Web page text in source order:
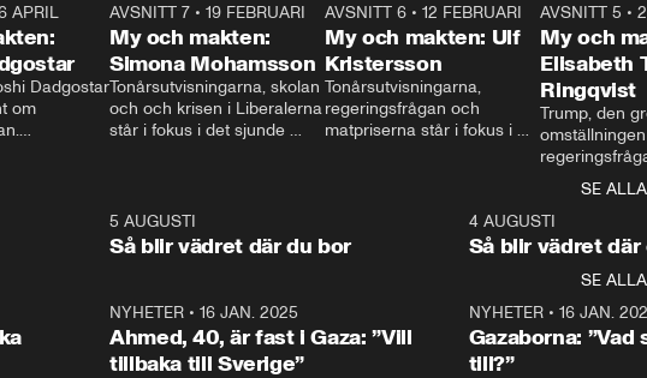
APRIL
Dadgostar
om
val. Ska vi
vi förstås
24:30
AVSNITT 7• 19 FEBRUARI
My och makten:
Simona Mohamsson
Tonårsutvisningarna, skolan
och och krisen i Liberalerna
står i fokus i det sjunde
kommentator My
Rohwedder ställer
utbildnings- och
Mohamsson till svars.
27:30
AVSNITT 6 •12 FEBRUARI
My och makten: Ulf
Kristersson
Tonårsutvisningarna,
regeringsfrågan och
matpriserna står i fokus i
Rohwedder ställer
statsminister Ulf Kristersson
AVSNITT 5 •
My och
Elisabeth
Ringqvist
Trump, den
centrum i
avsnittet av
Makten”. Se
Aftonbladets
Rohwedder
Thand Ring
SE ALLA
5 AUGUSTI
Så blir vädret där du bor
4 AUGUSTI
Så blir vädret där
SE ALLA
NYHETER• 16 JAN. 2025
Ahmed, 40, är fast i Gaza: ”Vill
tillbaka till Sverige”
NYHETER• 16 JAN.
Gazaborna:
till?”